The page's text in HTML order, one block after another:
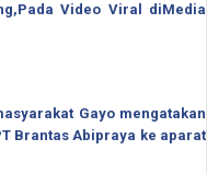
Video Viral diMedia
Gayo mengatakan
Brantas Abipraya ke aparat